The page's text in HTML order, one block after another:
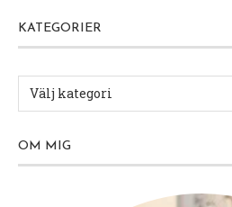
KATEGORIER
OM MIG